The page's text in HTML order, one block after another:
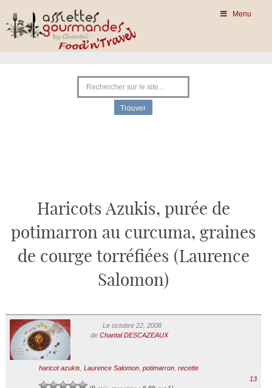
Menu
Haricots Azukis, purée de
potimarron au curcuma, graines
de courge torréfiées (Laurence
Salomon)
Le octobre 22, 2008
de Chantal DESCAZEAUX
haricot azukis, Laurence Salomon, potimarron, recette
13